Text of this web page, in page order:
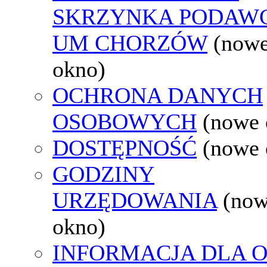
SKRZYNKA
UM CHORZÓW
okno)
OCHRONA DANYCH
OSOBOWYCH (nowe
DOSTĘPNOŚĆ (nowe
GODZINY
URZĘDOWANIA
okno)
INFORMACJA DLA